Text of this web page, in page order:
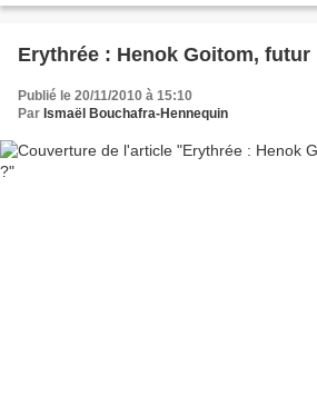
Erythrée : Henok Goitom, futur
Publié le 20/11/2010 à 15:10
Par Ismaël Bouchafra-Hennequin